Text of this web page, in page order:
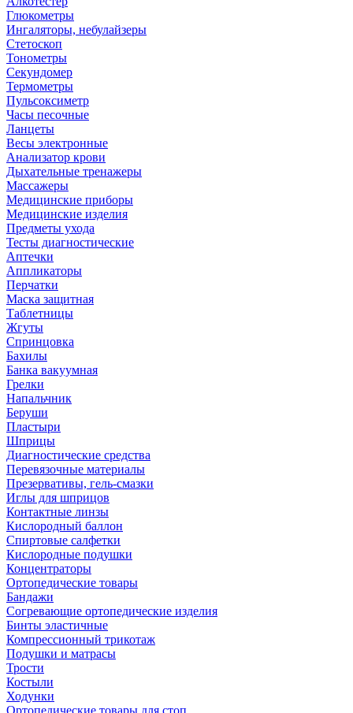
Глюкометры
Ингаляторы, небулайзеры
Стетоскоп
Тонометры
Секундомер
Термометры
Пульсоксиметр
Часы песочные
Ланцеты
Весы электронные
Анализатор крови
Дыхательные тренажеры
Массажеры
Медицинские приборы
Медицинские изделия
Предметы ухода
Тесты диагностические
Аптечки
Аппликаторы
Перчатки
Маска защитная
Таблетницы
Жгуты
Спринцовка
Бахилы
Банка вакуумная
Грелки
Напальчник
Беруши
Пластыри
Шприцы
Диагностические средства
Перевязочные материалы
Презервативы, гель-смазки
Иглы для шприцов
Контактные линзы
Кислородный баллон
Спиртовые салфетки
Кислородные подушки
Концентраторы
Ортопедические товары
Бандажи
Согревающие ортопедические изделия
Бинты эластичные
Компрессионный трикотаж
Подушки и матрасы
Трости
Костыли
Ходунки
Ортопедические товары для стоп